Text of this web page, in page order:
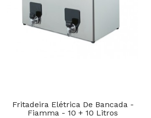
Fritadeira Elétrica De Bancada -
Fiamma - 10 + 10 Litros